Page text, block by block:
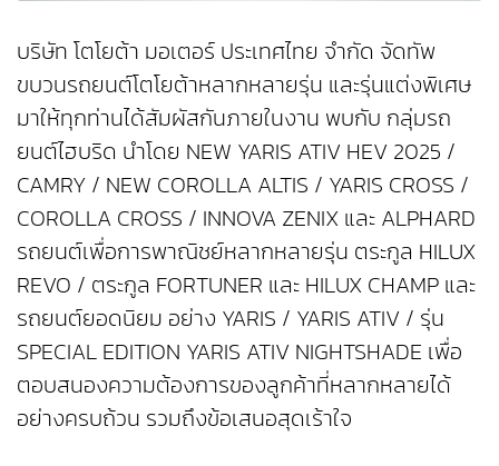
บริษัท โตโยต้า มอเตอร์ ประเทศไทย จำกัด จัดทัพ
ขบวนรถยนต์โตโยต้าหลากหลายรุ่น และรุ่นแต่งพิเศษ
มาให้ทุกท่านได้สัมผัสกันภายในงาน พบกับ กลุ่มรถ
ยนต์ไฮบริด นำโดย NEW YARIS ATIV HEV 2025 /
CAMRY / NEW COROLLA ALTIS / YARIS CROSS /
COROLLA CROSS / INNOVA ZENIX และ ALPHARD
รถยนต์เพื่อการพาณิชย์หลากหลายรุ่น ตระกูล HILUX
REVO / ตระกูล FORTUNER และ HILUX CHAMP และ
รถยนต์ยอดนิยม อย่าง YARIS / YARIS ATIV / รุ่น
SPECIAL EDITION YARIS ATIV NIGHTSHADE เพื่อ
ตอบสนองความต้องการของลูกค้าที่หลากหลายได้
อย่างครบถ้วน รวมถึงข้อเสนอสุดเร้าใจ